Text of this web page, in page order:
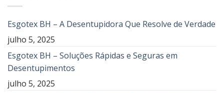
Esgotex BH – A Desentupidora Que Resolve de Verdade
julho 5, 2025
Esgotex BH – Soluções Rápidas e Seguras em
Desentupimentos
julho 5, 2025